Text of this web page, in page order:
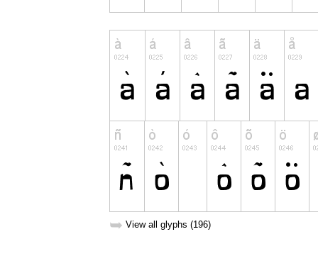
➥ View all glyphs (196)